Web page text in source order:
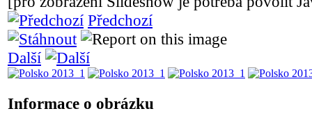
Předchozí
Další
Informace o obrázku